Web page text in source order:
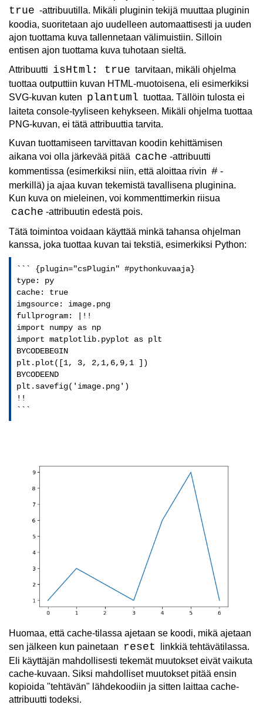
true -attribuutilla. Mikäli pluginin tekijä muuttaa pluginin
koodia, suoritetaan ajo uudelleen automaattisesti ja uuden
ajon tuottama kuva tallennetaan välimuistiin. Silloin
entisen ajon tuottama kuva tuhotaan sieltä.
Attribuutti isHtml: true tarvitaan, mikäli ohjelma
tuottaa outputtiin kuvan HTML-muotoisena, eli esimerkiksi
SVG-kuvan kuten plantuml tuottaa. Tällöin tulosta ei
laiteta console-tyyliseen kehykseen. Mikäli ohjelma tuottaa
PNG-kuvan, ei tätä attribuuttia tarvita.
Kuvan tuottamiseen tarvittavan koodin kehittämisen
aikana voi olla järkevää pitää cache -attribuutti
kommentissa (esimerkiksi niin, että aloittaa rivin # -
merkillä) ja ajaa kuvan tekemistä tavallisena pluginina.
Kun kuva on mieleinen, voi kommenttimerkin riisua
cache -attribuutin edestä pois.
Tätä toimintoa voidaan käyttää minkä tahansa ohjelman
kanssa, joka tuottaa kuvan tai tekstiä, esimerkiksi Python:
``` {plugin="csPlugin" #pythonkuvaaja}
type: py
cache: true
imgsource: image.png
fullprogram: |!!
import numpy as np
import matplotlib.pyplot as plt
BYCODEBEGIN
plt.plot([1, 3, 2,1,6,9,1 ])
BYCODEEND
plt.savefig('image.png')
!!
```
Huomaa, että cache-tilassa ajetaan se koodi, mikä ajetaan
sen jälkeen kun painetaan
reset
linkkiä tehtävätilassa.
Eli käyttäjän mahdollisesti tekemät muutokset eivät vaikuta
cache-kuvaan. Siksi mahdolliset muutokset pitää ensin
kopioida "tehtävän" lähdekoodiin ja sitten laittaa cache-
attribuutti todeksi.